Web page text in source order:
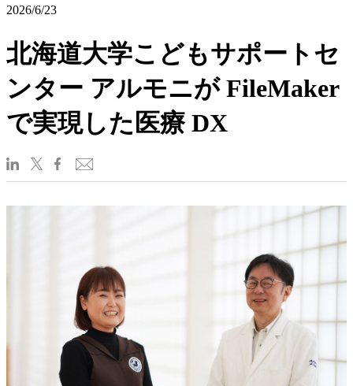
2026/6/23
北海道大学こどもサポートセ
ンター アルモニが FileMaker
で実現した医療 DX